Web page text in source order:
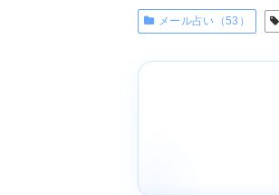
メール占い（53）